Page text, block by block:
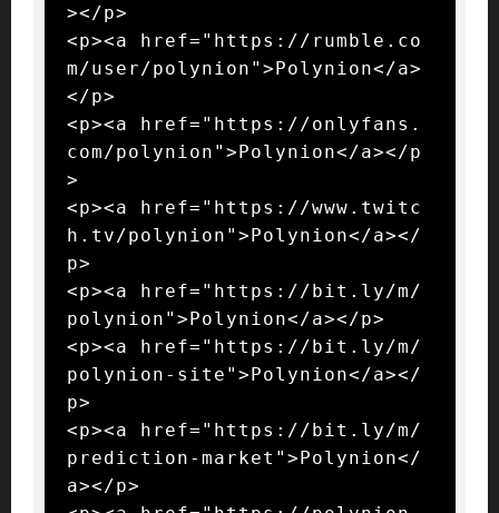
></p>
<p><a href="https://rumble.co
m/user/polynion">Polynion</a>
</p>
<p><a href="https://onlyfans.
com/polynion">Polynion</a></p
>
<p><a href="https://www.twitc
h.tv/polynion">Polynion</a></
p>
<p><a href="https://bit.ly/m/
polynion">Polynion</a></p>
<p><a href="https://bit.ly/m/
polynion-site">Polynion</a></
p>
<p><a href="https://bit.ly/m/
prediction-market">Polynion</
a></p>